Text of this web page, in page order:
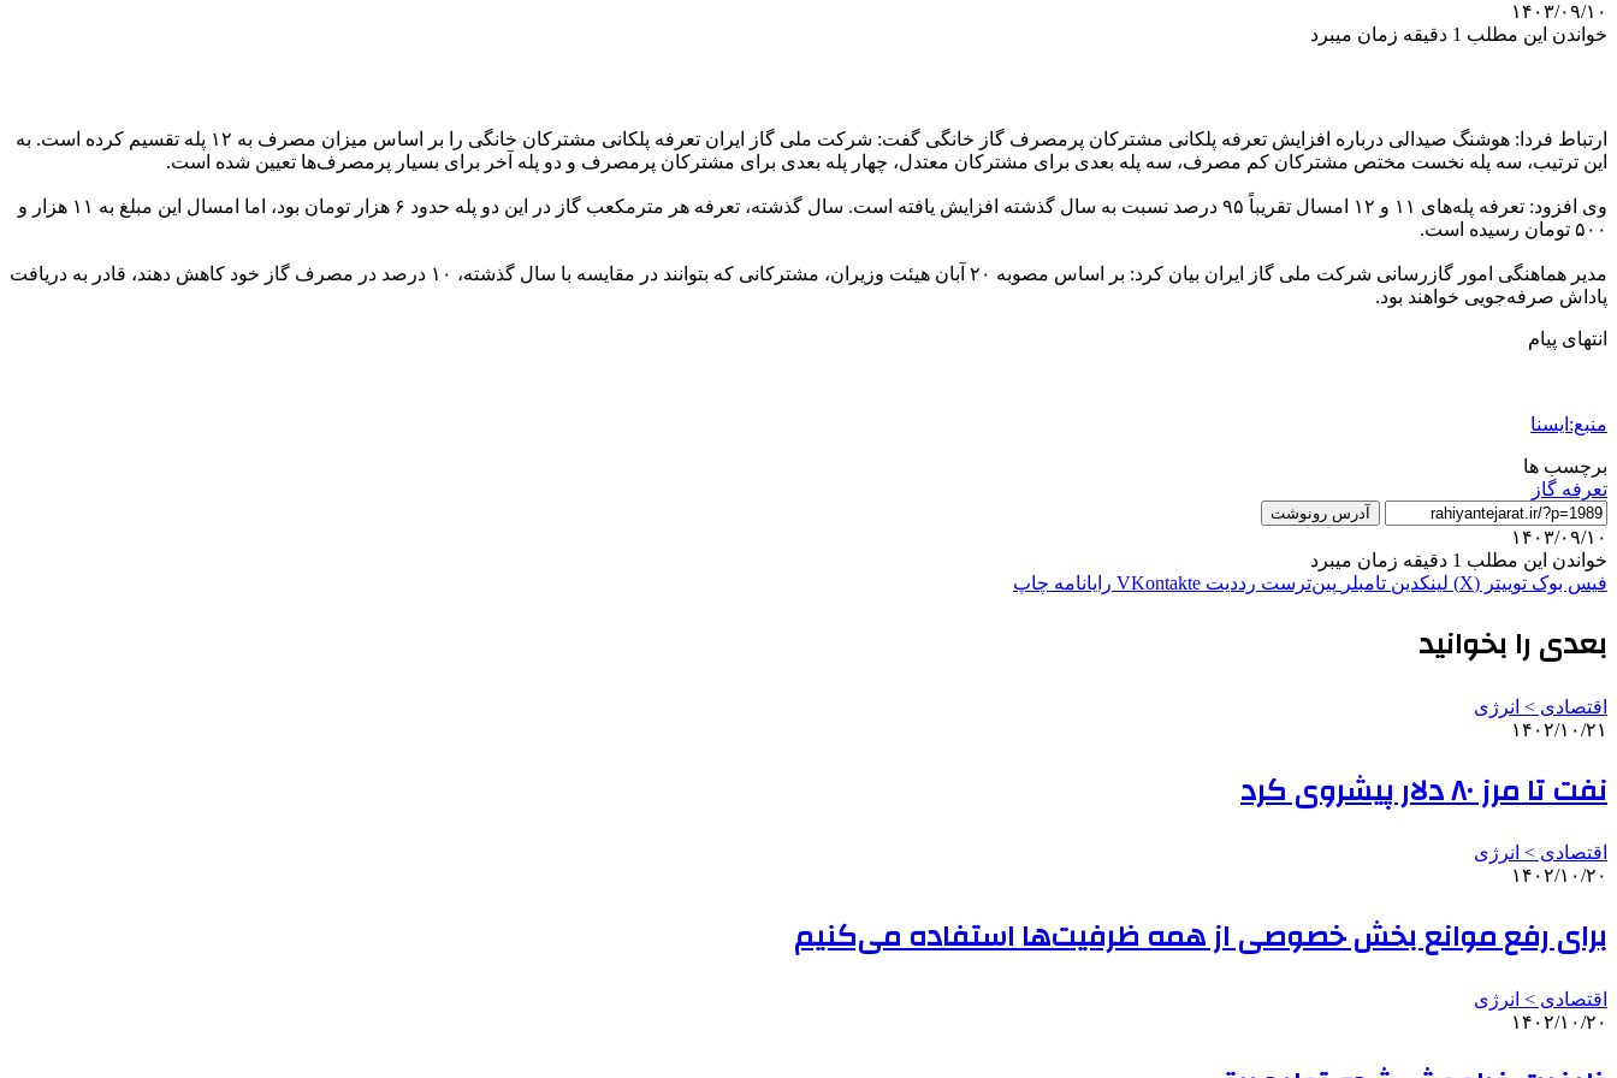
۱۴۰۳/۰۹/۱۰
خواندن این مطلب 1 دقیقه زمان میبرد
ارتباط فردا: هوشنگ صیدالی درباره افزایش تعرفه پلکانی مشترکان پرمصرف گاز خانگی گفت: شرکت ملی گاز ایران تعرفه پلکانی مشترکان خانگی را بر اساس میزان مصرف به ۱۲ پله تقسیم کرده است. به
این ترتیب، سه پله نخست مختص مشترکان کم مصرف، سه پله بعدی برای مشترکان معتدل، چهار پله بعدی برای مشترکان پرمصرف و دو پله آخر برای بسیار پرمصرف‌ها تعیین شده است.
وی افزود: تعرفه پله‌های ۱۱ و ۱۲ امسال تقریباً ۹۵ درصد نسبت به سال گذشته افزایش یافته است. سال گذشته، تعرفه هر مترمکعب گاز در این دو پله حدود ۶ هزار تومان بود، اما امسال این مبلغ به ۱۱ هزار و
۵۰۰ تومان رسیده است.
مدیر هماهنگی امور گازرسانی شرکت ملی گاز ایران بیان کرد: بر اساس مصوبه ۲۰ آبان هیئت وزیران، مشترکانی که بتوانند در مقایسه با سال گذشته، ۱۰ درصد در مصرف گاز خود کاهش دهند، قادر به دریافت
پاداش صرفه‌جویی خواهند بود.
انتهای پیام
منبع:ایسنا
برچسب ها
تعرفه گاز
آدرس رونوشت
۱۴۰۳/۰۹/۱۰
خواندن این مطلب 1 دقیقه زمان میبرد
فیس بوک توییتر (X) لینکدین ‫تامبلر ‫پین‌ترست ‫رددیت ‫VKontakte رایانامه چاپ
بعدی را بخوانید
اقتصادی > انرژی
۱۴۰۲/۱۰/۲۱
نفت تا مرز ۸۰ دلار پیشروی کرد
اقتصادی > انرژی
۱۴۰۲/۱۰/۲۰
برای رفع موانع بخش خصوصی از همه ظرفیت‌ها استفاده می‌کنیم
اقتصادی > انرژی
۱۴۰۲/۱۰/۲۰